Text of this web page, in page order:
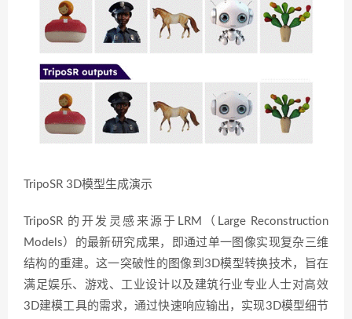
TripoSR 3D模型生成演示
TripoSR 的开发灵感来源于LRM（Large Reconstruction
Models）的最新研究成果，即通过单一图像实现复杂三维
结构的重建。这一突破性的图像到3D模型转换技术，旨在
满足娱乐、游戏、工业设计以及建筑行业专业人士对高效
3D建模工具的需求，通过快速响应输出，实现3D模型细节